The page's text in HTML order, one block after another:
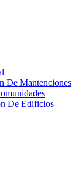
De Mantenciones
De Edificios